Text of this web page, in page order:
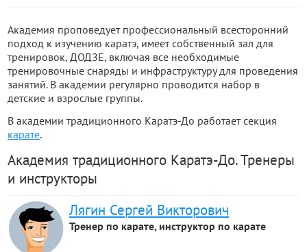
Академия проповедует профессиональный всесторонний
подход к изучению каратэ, имеет собственный зал для
тренировок, ДОДЗЕ, включая все необходимые
тренировочные снаряды и инфраструктуру для проведения
занятий. В академии регулярно проводится набор в
детские и взрослые группы.
В академии традиционного Каратэ-До работает секция
карате.
Академия традиционного Каратэ-До. Тренеры
и инструкторы
Лягин Сергей Викторович
Тренер по карате, инструктор по карате